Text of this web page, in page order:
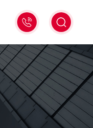
021-
56528785